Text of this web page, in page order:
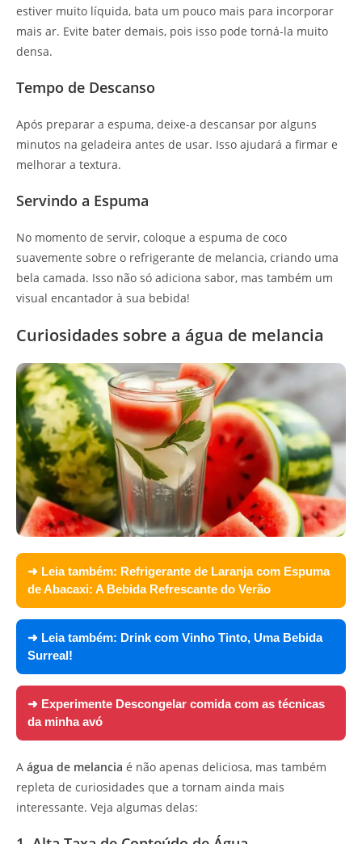
estiver muito líquida, bata um pouco mais para incorporar
mais ar. Evite bater demais, pois isso pode torná-la muito
densa.
Tempo de Descanso
Após preparar a espuma, deixe-a descansar por alguns
minutos na geladeira antes de usar. Isso ajudará a firmar e
melhorar a textura.
Servindo a Espuma
No momento de servir, coloque a espuma de coco
suavemente sobre o refrigerante de melancia, criando uma
bela camada. Isso não só adiciona sabor, mas também um
visual encantador à sua bebida!
Curiosidades sobre a água de melancia
➜ Leia também: Refrigerante de Laranja com Espuma
de Abacaxi: A Bebida Refrescante do Verão
➜ Leia também: Drink com Vinho Tinto, Uma Bebida
Surreal!
➜ Experimente Descongelar comida com as técnicas
da minha avó
A água de melancia é não apenas deliciosa, mas também
repleta de curiosidades que a tornam ainda mais
interessante. Veja algumas delas: